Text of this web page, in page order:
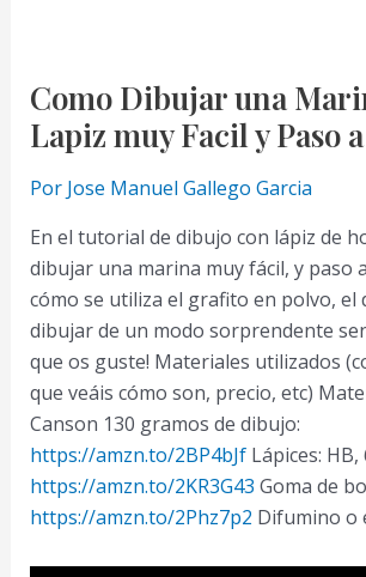
Como Dibujar una
Lapiz muy Facil y Paso
Por Jose Manuel Gallego Garcia
En el tutorial de dibujo con lápiz de
dibujar una marina muy fácil, y paso
cómo se utiliza el grafito en polvo, el
dibujar de un modo sorprendente
que os guste! Materiales utilizados
que veáis cómo son, precio, etc)
Canson 130 gramos de dibujo:
https://amzn.to/2BP4bJfLápices: HB,
https://amzn.to/2KR3G43 Goma de
https://amzn.to/2Phz7p2 Difumino o